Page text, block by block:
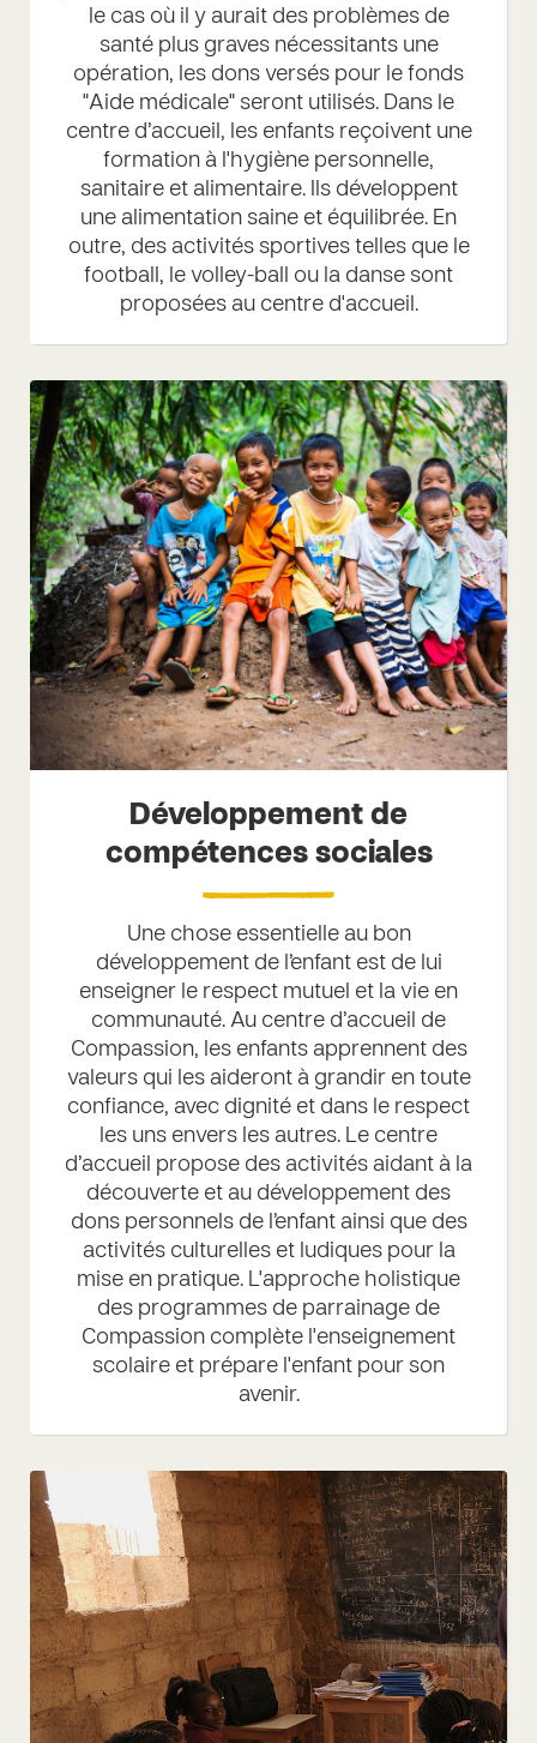
le cas où il y aurait des problèmes de
santé plus graves nécessitants une
opération, les dons versés pour le fonds
"Aide médicale" seront utilisés. Dans le
centre d’accueil, les enfants reçoivent une
formation à l'hygiène personnelle,
sanitaire et alimentaire. Ils développent
une alimentation saine et équilibrée. En
outre, des activités sportives telles que le
football, le volley-ball ou la danse sont
proposées au centre d'accueil.
Développement de
compétences sociales
Une chose essentielle au bon
développement de l’enfant est de lui
enseigner le respect mutuel et la vie en
communauté. Au centre d’accueil de
Compassion, les enfants apprennent des
valeurs qui les aideront à grandir en toute
confiance, avec dignité et dans le respect
les uns envers les autres. Le centre
d’accueil propose des activités aidant à la
découverte et au développement des
dons personnels de l’enfant ainsi que des
activités culturelles et ludiques pour la
mise en pratique. L'approche holistique
des programmes de parrainage de
Compassion complète l'enseignement
scolaire et prépare l'enfant pour son
avenir.